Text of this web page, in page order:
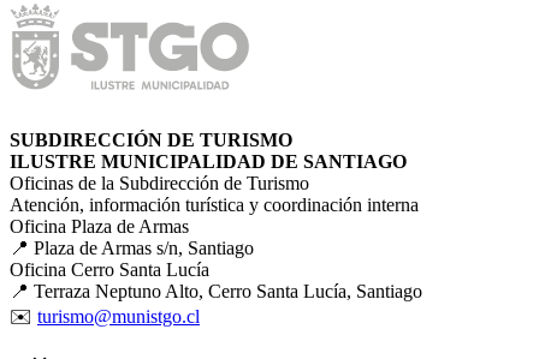
SUBDIRECCIÓN DE TURISMO
ILUSTRE MUNICIPALIDAD DE SANTIAGO
Oficinas de la Subdirección de Turismo
Atención, información turística y coordinación interna
Oficina Plaza de Armas
📍 Plaza de Armas s/n, Santiago
Oficina Cerro Santa Lucía
📍 Terraza Neptuno Alto, Cerro Santa Lucía, Santiago
✉️ turismo@munistgo.cl